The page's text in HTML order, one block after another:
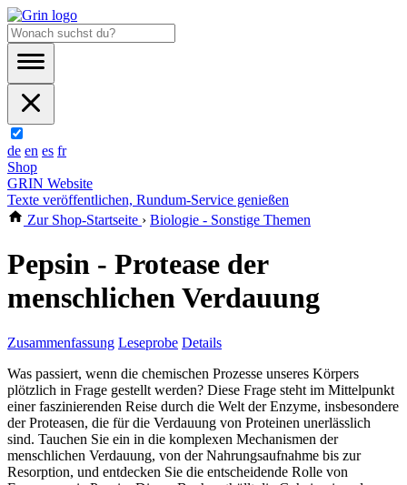
de en es fr
Shop
GRIN Website
Texte veröffentlichen, Rundum-Service genießen
Zur Shop-Startseite › Biologie - Sonstige Themen
Pepsin - Protease der
menschlichen Verdauung
Zusammenfassung Leseprobe Details
Was passiert, wenn die chemischen Prozesse unseres Körpers
plötzlich in Frage gestellt werden? Diese Frage steht im Mittelpunkt
einer faszinierenden Reise durch die Welt der Enzyme, insbesondere
der Proteasen, die für die Verdauung von Proteinen unerlässlich
sind. Tauchen Sie ein in die komplexen Mechanismen der
menschlichen Verdauung, von der Nahrungsaufnahme bis zur
Resorption, und entdecken Sie die entscheidende Rolle von